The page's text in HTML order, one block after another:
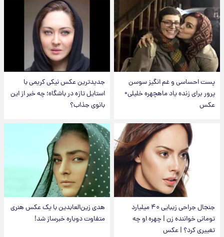
پست احساسی و غم انگیز سوسن
پرور برای زنده یاد ماهچهره خلیلی+
عکس
جدیدترین عکس نیکی کریمی با
استایل تازه در باشگاه؛ چه خبر از این
بانوی جذاب؟
جنجال جراحی زیبایی ۴۰ میلیارد
تومانی خواننده زن | چهره او چه
تغییری کرد؟ | عکس
هدی زین‌العابدین با یک عکس هنری
متفاوت دوباره خبرساز شد!